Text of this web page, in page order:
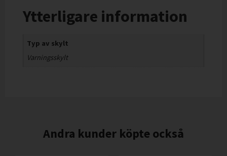
Ytterligare information
Typ av skylt
Varningsskylt
Andra kunder köpte också